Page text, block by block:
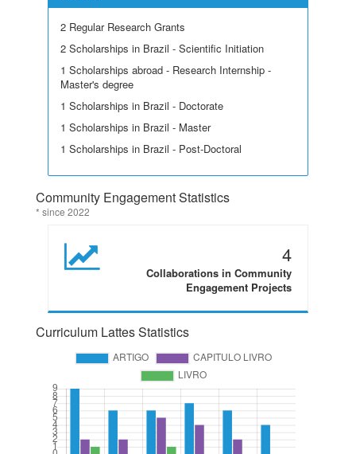
2 Regular Research Grants
2 Scholarships in Brazil - Scientific Initiation
1 Scholarships abroad - Research Internship -
Master's degree
1 Scholarships in Brazil - Doctorate
1 Scholarships in Brazil - Master
1 Scholarships in Brazil - Post-Doctoral
Community Engagement Statistics
* since 2022
4
Collaborations in Community
Engagement Projects
Curriculum Lattes Statistics